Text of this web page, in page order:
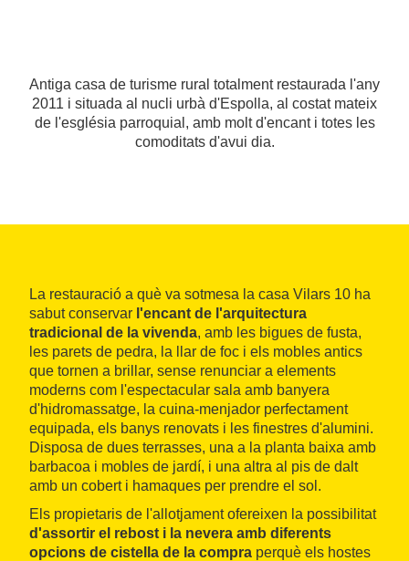
Antiga casa de turisme rural totalment restaurada l'any
2011 i situada al nucli urbà d'Espolla, al costat mateix
de l'església parroquial, amb molt d'encant i totes les
comoditats d'avui dia.
La restauració a què va sotmesa la casa Vilars 10 ha
sabut conservar l'encant de l'arquitectura
tradicional de la vivenda, amb les bigues de fusta,
les parets de pedra, la llar de foc i els mobles antics
que tornen a brillar, sense renunciar a elements
moderns com l'espectacular sala amb banyera
d'hidromassatge, la cuina-menjador perfectament
equipada, els banys renovats i les finestres d'alumini.
Disposa de dues terrasses, una a la planta baixa amb
barbacoa i mobles de jardí, i una altra al pis de dalt
amb un cobert i hamaques per prendre el sol.
Els propietaris de l'allotjament ofereixen la possibilitat
d'assortir el rebost i la nevera amb diferents
opcions de cistella de la compra perquè els hostes